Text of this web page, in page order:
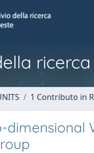
1 Contributo in